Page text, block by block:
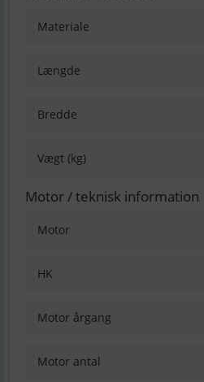
Materiale
Længde
Bredde
Vægt (kg)
Motor / teknisk information
Motor
HK
Motor årgang
Motor antal